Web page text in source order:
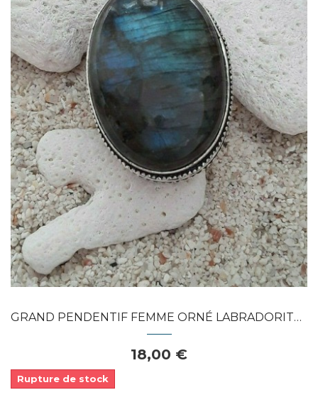
Dans mon panier
APERÇU RAPIDE
GRAND PENDENTIF FEMME ORNÉ LABRADORITE...
18,00 €
Rupture de stock